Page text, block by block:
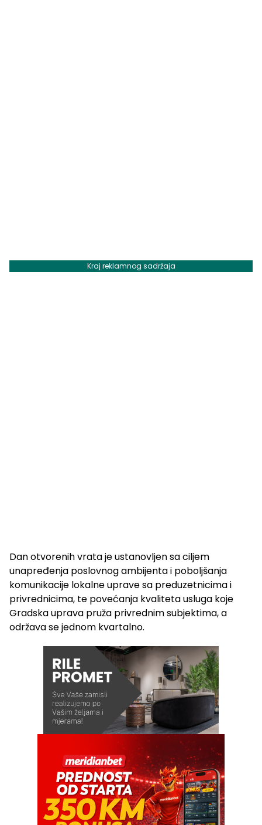
Kraj reklamnog sadržaja
Dan otvorenih vrata je ustanovljen sa ciljem
unapređenja poslovnog ambijenta i poboljšanja
komunikacije lokalne uprave sa preduzetnicima i
privrednicima, te povećanja kvaliteta usluga koje
Gradska uprava pruža privrednim subjektima, a
održava se jednom kvartalno.